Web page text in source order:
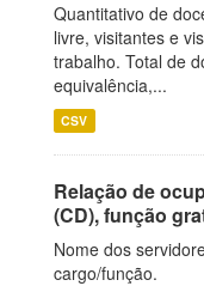
Quantitativo de
livre, visitantes e
trabalho. Total de
equivalência,...
CSV
Relação de
(CD), função
Nome dos
cargo/função.